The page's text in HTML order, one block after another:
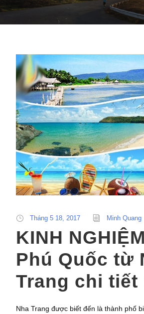
Tháng 5 18, 2017 Minh Quang
KINH
Phú Quốc từ
Trang chi tiết
Nha Trang được biết đến là thành phố